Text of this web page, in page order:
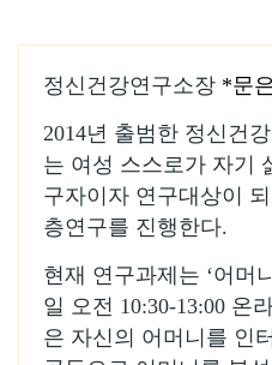
정신건강연구소장 *문
2014년 출범한 정신건
는 여성 스스로가 자기
구자이자 연구대상이
층연구를 진행한다.
현재 연구과제는 ‘어머
일 오전 10:30-13:00 온
은 자신의 어머니를 인